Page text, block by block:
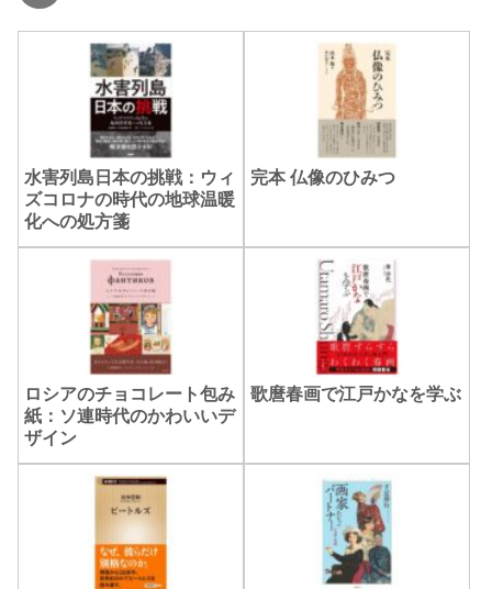
水害列島日本の挑戦：ウィ
ズコロナの時代の地球温暖
化への処方箋
完本 仏像のひみつ
ロシアのチョコレート包み
紙：ソ連時代のかわいいデ
ザイン
歌麿春画で江戸かなを学ぶ